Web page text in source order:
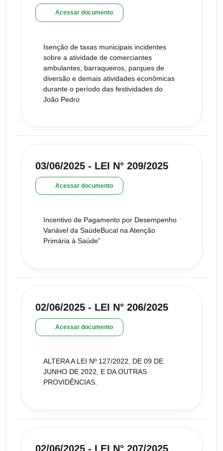
Acessar documento
Isenção de taxas municipais incidentes
sobre a atividade de comerciantes
ambulantes, barraqueiros, parques de
diversão e demais atividades econômicas
durante o período das festividades do
João Pedro
03/06/2025 - LEI N° 209/2025
Acessar documento
Incentivo de Pagamento por Desempenho
Variável da SaúdeBucal na Atenção
Primária à Saúde”
02/06/2025 - LEI N° 206/2025
Acessar documento
ALTERA A LEI Nº 127/2022, DE 09 DE
JUNHO DE 2022, E DA OUTRAS
PROVIDÊNCIAS.
02/06/2025 - LEI N° 207/2025